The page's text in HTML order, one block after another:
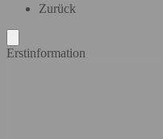
Zurück
Erstinformation